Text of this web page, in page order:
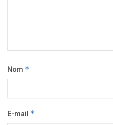
Nom *
E-mail *